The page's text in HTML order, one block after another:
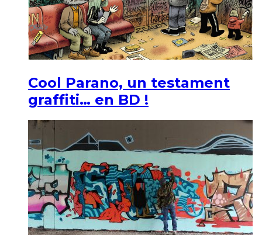
Cool Parano, un testament
graffiti… en BD !